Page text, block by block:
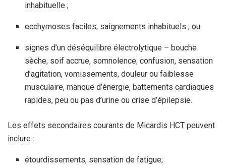
inhabituelle ;
ecchymoses faciles, saignements inhabituels ; ou
signes d’un déséquilibre électrolytique – bouche
sèche, soif accrue, somnolence, confusion, sensation
d’agitation, vomissements, douleur ou faiblesse
musculaire, manque d’énergie, battements cardiaques
rapides, peu ou pas d’urine ou crise d’épilepsie.
Les effets secondaires courants de Micardis HCT peuvent
inclure :
étourdissements, sensation de fatigue;